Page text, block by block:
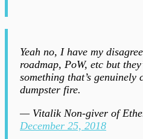
Yeah no, I have my
roadmap, PoW, etc but
something that’s genuinely
dumpster fire.
— Vitalik Non-giver of
December 25, 2018